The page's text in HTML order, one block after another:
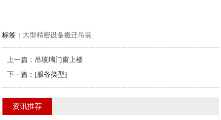
标签： 大型精密设备搬迁吊装
上一篇： 吊玻璃门窗上楼
下一篇： [服务类型]
资讯推荐